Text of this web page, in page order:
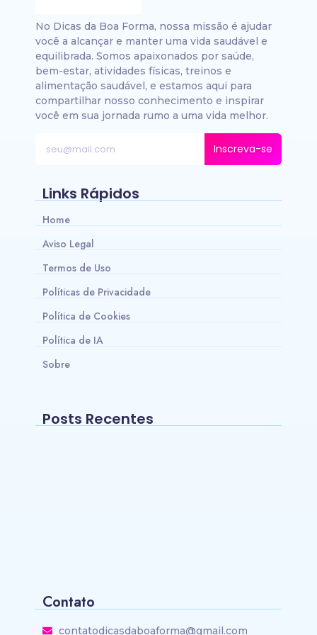
No Dicas da Boa Forma, nossa missão é ajudar
você a alcançar e manter uma vida saudável e
equilibrada. Somos apaixonados por saúde,
bem-estar, atividades físicas, treinos e
alimentação saudável, e estamos aqui para
compartilhar nosso conhecimento e inspirar
você em sua jornada rumo a uma vida melhor.
Inscreva-se
Links Rápidos
Home
Aviso Legal
Termos de Uso
Políticas de Privacidade
Política de Cookies
Política de IA
Sobre
Posts Recentes
Contato
contatodicasdaboaforma@gmail.com